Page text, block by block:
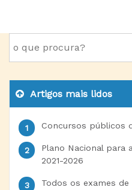
Artigos mais lidos
Concursos públicos
Plano Nacional para
2021-2026
Todos os exames